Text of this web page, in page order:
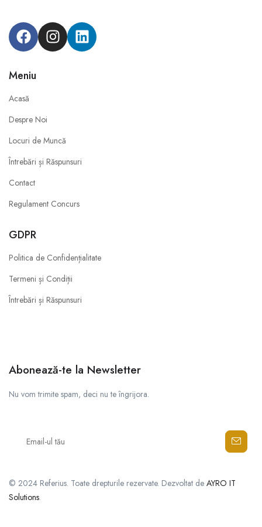
Meniu
Acasă
Despre Noi
Locuri de Muncă
Întrebări și Răspunsuri
Contact
Regulament Concurs
GDPR
Politica de Confidențialitate
Termeni și Condiții
Întrebări și Răspunsuri
Abonează-te la Newsletter
Nu vom trimite spam, deci nu te îngrijora.
© 2024 Referius. Toate drepturile rezervate. Dezvoltat de AYRO IT
Solutions.